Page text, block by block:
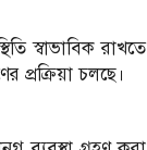
স্বাভাবিক রাখতে
প্রক্রিয়া চলছে।